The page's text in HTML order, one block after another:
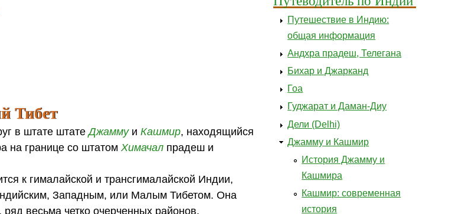
Тибет
в штате штатеДжаммуиКашмир, находящийся
на границе со штатомХимачал прадеш и
к гималайской и трансгималайской Индии,
Западным, или Малым Тибетом. Она
весьма четко очерченных районов,
Путешествие в Индию:
общая информация
Андхра прадеш, Телегана
Бихар и Джарканд
Гоа
Гуджарат и Даман-Диу
Дели (Delhi)
Джамму и Кашмир
История Джамму и
Кашмира
Кашмир: современная
история